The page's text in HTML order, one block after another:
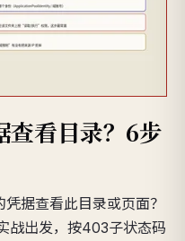
看目录？6步
据查看此目录或页面？
战出发，按403子状态码